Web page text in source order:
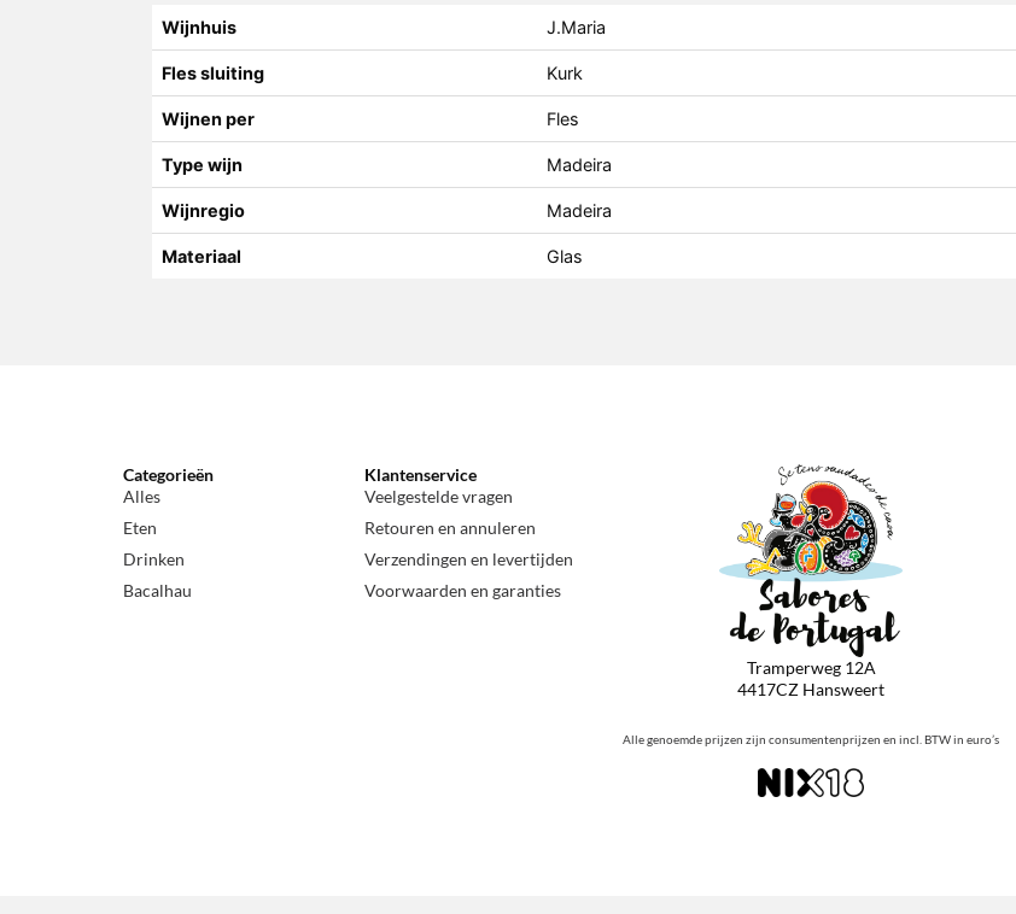
Wijnhuis J.Maria
Fles sluiting Kurk
Wijnen per Fles
Type wijn Madeira
Wijnregio Madeira
Materiaal Glas
Categorieën
Alles
Eten
Drinken
Bacalhau
Klantenservice
Veelgestelde vragen
Retouren en annuleren
Verzendingen en levertijden
Voorwaarden en garanties
Tramperweg 12A
4417CZ Hansweert
Alle genoemde prijzen zijn consumentenprijzen en incl. BTW in euro’s